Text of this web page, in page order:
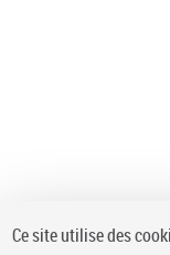
Auteur d’œuvre
Ce site utilise des